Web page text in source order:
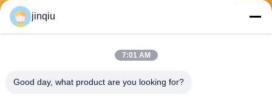
jinqiu
7:01 AM
Good day, what product are you looking for?